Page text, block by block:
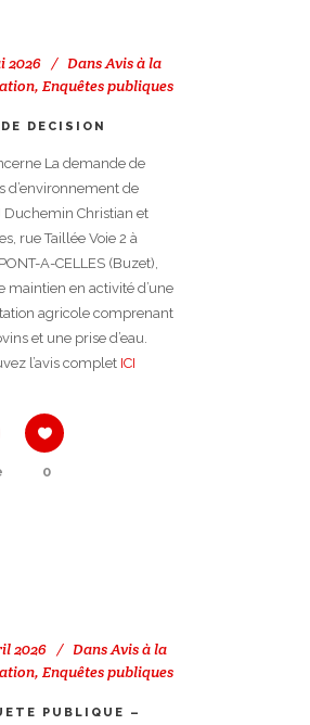
2026 DansAvis à la
, Enquêtes publiques
DECISION
La demande de
d’environnement de
Duchemin Christian et
rue Taillée Voie 2 à
A-CELLES (Buzet),
maintien en activité d’une
agricole comprenant
et une prise d’eau.
l’avis complet ICI
0
2026 DansAvis à la
, Enquêtes publiques
PUBLIQUE –